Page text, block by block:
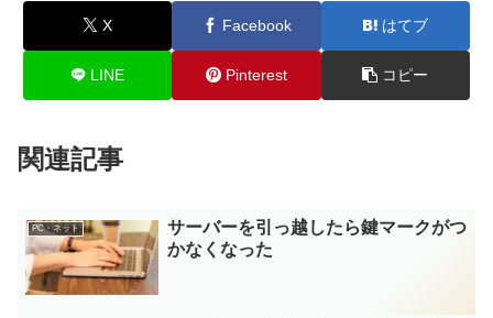
X Facebook はてブ
LINE Pinterest コピー
関連記事
PC・ネット
サーバーを引っ越したら鍵マークがつ
かなくなった